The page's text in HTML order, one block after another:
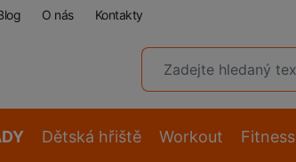
O nás Kontakty
Dětská hřiště Workout Fitness